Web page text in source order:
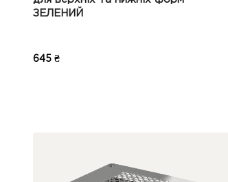
ЗЕЛЕНИЙ
645 ₴